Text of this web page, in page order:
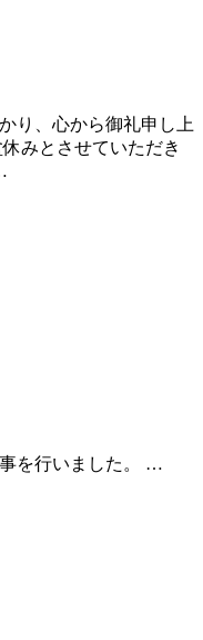
り、心から御礼申し上
みとさせていただき
を行いました。 …